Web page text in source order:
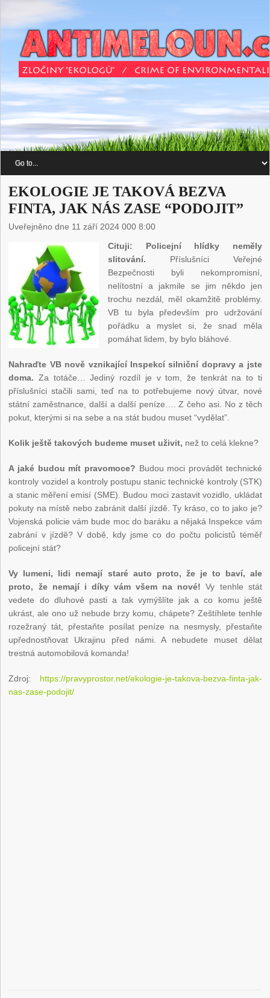
EKOLOGIE JE TAKOVÁ BEZVA
FINTA, JAK NÁS ZASE “PODOJIT”
Uveřejněno dne 11 září 2024 000 8:00
Cituji: Policejní hlídky neměly
slitování. Příslušníci Veřejné
Bezpečnosti byli nekompromisní,
nelítostní a jakmile se jim někdo jen
trochu nezdál, měl okamžitě problémy.
VB tu byla především pro udržování
pořádku a myslet si, že snad měla
pomáhat lidem, by bylo bláhové.
Nahraďte VB nově vznikající Inspekcí silniční dopravy a jste
doma. Za totáče… Jediný rozdíl je v tom, že tenkrát na to ti
příslušníci stačili sami, teď na to potřebujeme nový útvar, nové
státní zaměstnance, další a další peníze…. Z čeho asi. No z těch
pokut, kterými si na sebe a na stát budou muset “vydělat”.
Kolik ještě takových budeme muset uživit, než to celá klekne?
A jaké budou mít pravomoce? Budou moci provádět technické
kontroly vozidel a kontroly postupu stanic technické kontroly (STK)
a stanic měření emisí (SME). Budou moci zastavit vozidlo, ukládat
pokuty na místě nebo zabránit další jízdě. Ty kráso, co to jako je?
Vojenská policie vám bude moc do baráku a nějaká Inspekce vám
zabrání v jízdě? V době, kdy jsme co do počtu policistů téměř
policejní stát?
Vy lumeni, lidi nemají staré auto proto, že je to baví, ale
proto, že nemají i díky vám všem na nové! Vy tenhle stát
vedete do dluhové pasti a tak vymýšlíte jak a co komu ještě
ukrást, ale ono už nebude brzy komu, chápete? Zeštíhlete tenhle
rozežraný tát, přestaňte posílat peníze na nesmysly, přestaňte
upřednostňovat Ukrajinu před námi. A nebudete muset dělat
trestná automobilová komanda!
Zdroj: https://pravyprostor.net/ekologie-je-takova-bezva-finta-jak-
nas-zase-podojit/